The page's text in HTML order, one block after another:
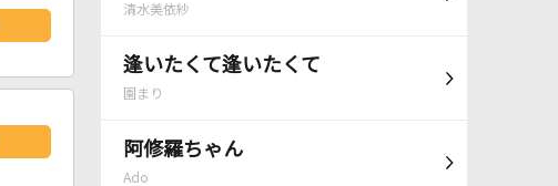
清水美依紗
逢いたくて逢いたくて
園まり
阿修羅ちゃん
Ado